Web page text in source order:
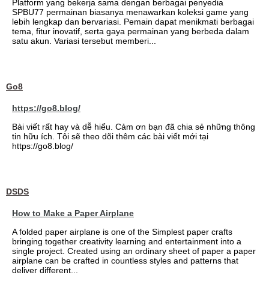
Platform yang bekerja sama dengan berbagai penyedia
SPBU77 permainan biasanya menawarkan koleksi game yang
lebih lengkap dan bervariasi. Pemain dapat menikmati berbagai
tema, fitur inovatif, serta gaya permainan yang berbeda dalam
satu akun. Variasi tersebut memberi...
Go8
https://go8.blog/
Bài viết rất hay và dễ hiểu. Cảm ơn bạn đã chia sẻ những thông
tin hữu ích. Tôi sẽ theo dõi thêm các bài viết mới tại
https://go8.blog/
DSDS
How to Make a Paper Airplane
A folded paper airplane is one of the Simplest paper crafts
bringing together creativity learning and entertainment into a
single project. Created using an ordinary sheet of paper a paper
airplane can be crafted in countless styles and patterns that
deliver different...